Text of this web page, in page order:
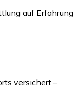
auf Erfahrung
versichert –